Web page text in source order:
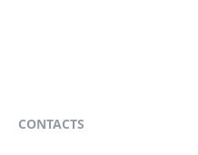
CONTACTS